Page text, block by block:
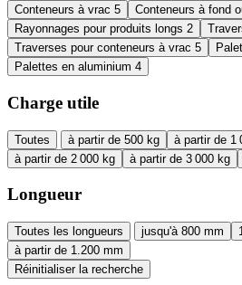
Conteneurs à vrac 5 Conteneurs à fond
Rayonnages pour produits longs 2
Traverses pour conteneurs à vrac 5
Palettes en aluminium 4
Charge utile
Toutes à partir de 500 kg à partir de 1
à partir de 2 000 kg
à partir de 3 000 kg
Longueur
Toutes les longueurs jusqu'à 800 mm
à partir de 1.200 mm
Réinitialiser la recherche